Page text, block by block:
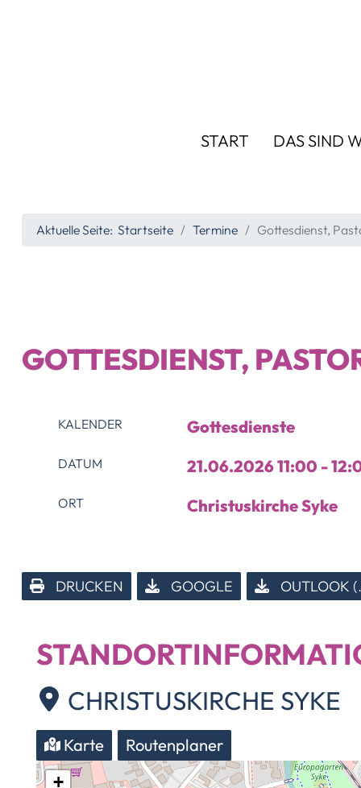
START DAS SIND
Aktuelle Seite: Startseite Termine Gottesdienst,
GOTTESDIENST,
KALENDER Gottesdienste
DATUM 21.06.202611:00 -
ORT Christuskirche Syke
DRUCKEN GOOGLE OUTLOOK
CHRISTUSKIRCHE SYKE
Karte
Routenplaner
+